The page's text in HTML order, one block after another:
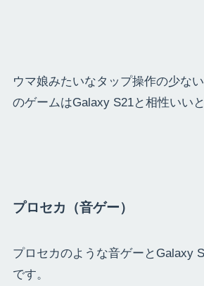
ウマ娘みたいなタップ操作の少な
のゲームはGalaxy S21と相性いいと
プロセカ（音ゲー）
プロセカのような音ゲーとGalaxy
です。